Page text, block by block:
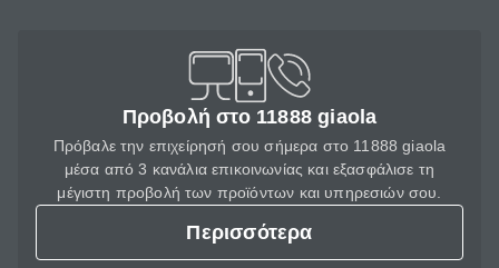
Προβολή στο 11888 giaola
Πρόβαλε την επιχείρησή σου σήμερα στο 11888 giaola
μέσα από 3 κανάλια επικοινωνίας και εξασφάλισε τη
μέγιστη προβολή των προϊόντων και υπηρεσιών σου.
Περισσότερα